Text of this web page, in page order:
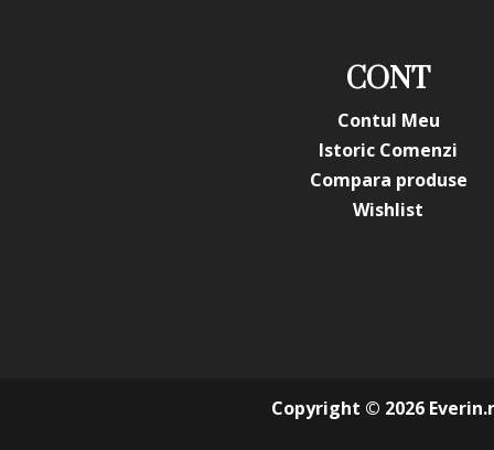
CONT
Contul Meu
Istoric Comenzi
Compara produse
Wishlist
Copyright © 2026